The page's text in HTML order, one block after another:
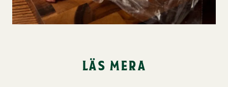
läs mera